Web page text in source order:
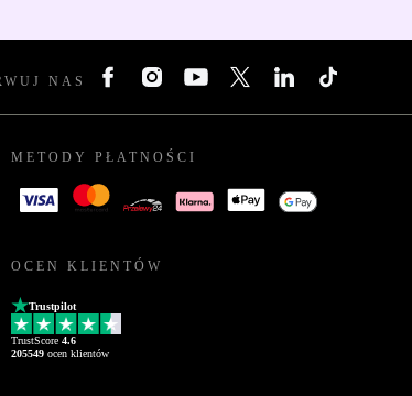
NAS
METODY PŁATNOŚCI
OCEN KLIENTÓW
Trustpilot
TrustScore 4.6
205549 ocen klientów